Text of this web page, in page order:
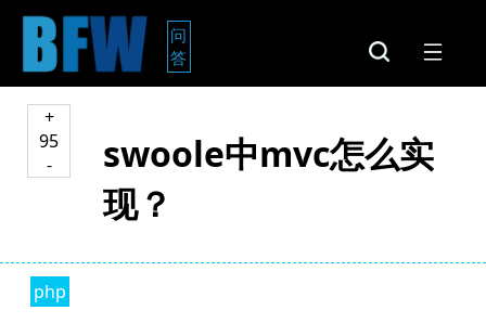
问
答
+
95
-
swoole中mvc怎么实
现？
php